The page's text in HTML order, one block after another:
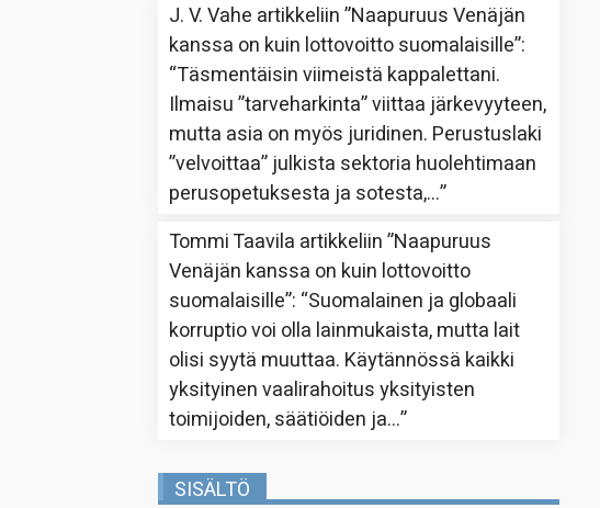
J. V. Vahe artikkeliin”Naapuruus Venäjän
kanssa on kuin lottovoitto suomalaisille”:
“Täsmentäisin viimeistä kappalettani.
Ilmaisu ”tarveharkinta” viittaa järkevyyteen,
mutta asia on myös juridinen. Perustuslaki
”velvoittaa” julkista sektoria huolehtimaan
perusopetuksesta ja sotesta,…”
Tommi Taavila artikkeliin”Naapuruus
Venäjän kanssa on kuin lottovoitto
suomalaisille”: “Suomalainen ja globaali
korruptio voi olla lainmukaista, mutta lait
olisi syytä muuttaa. Käytännössä kaikki
yksityinen vaalirahoitus yksityisten
toimijoiden, säätiöiden ja…”
SISÄLTÖ